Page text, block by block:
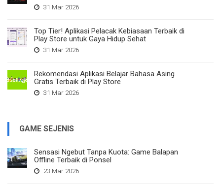
31 Mar 2026
Top Tier! Aplikasi Pelacak Kebiasaan Terbaik di
Play Store untuk Gaya Hidup Sehat
31 Mar 2026
Rekomendasi Aplikasi Belajar Bahasa Asing
Gratis Terbaik di Play Store
31 Mar 2026
GAME SEJENIS
Sensasi Ngebut Tanpa Kuota: Game Balapan
Offline Terbaik di Ponsel
23 Mar 2026